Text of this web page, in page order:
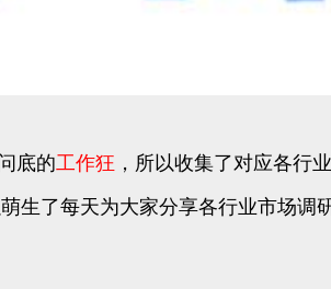
底的工作狂 ，所以收集了对应各行
生了每天为大家分享各行业市场调